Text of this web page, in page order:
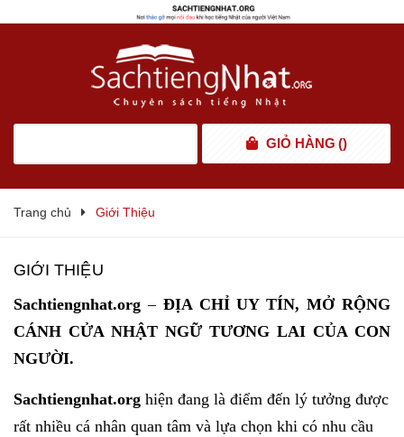
GIỎ HÀNG ()
Trang chủ Giới Thiệu
GIỚI THIỆU
Sachtiengnhat.org – ĐỊA CHỈ UY TÍN, MỞ RỘNG
CÁNH CỬA NHẬT NGỮ TƯƠNG LAI CỦA CON
NGƯỜI.
Sachtiengnhat.org hiện đang là điểm đến lý tưởng được
rất nhiều cá nhân quan tâm và lựa chọn khi có nhu cầu